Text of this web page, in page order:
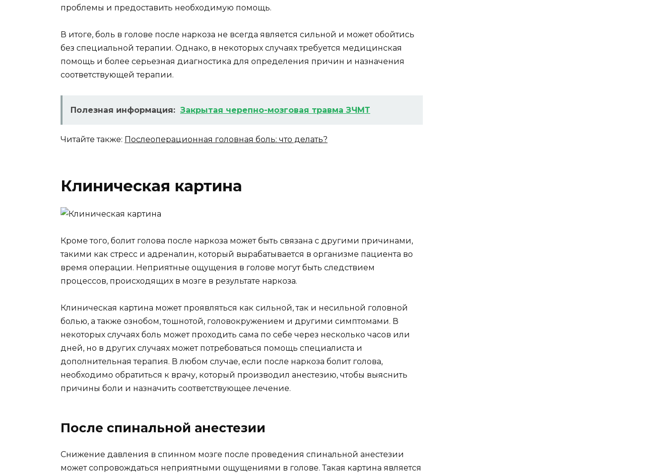
проблемы и предоставить необходимую помощь.
В итоге, боль в голове после наркоза не всегда является сильной и может обойтись
без специальной терапии. Однако, в некоторых случаях требуется медицинская
помощь и более серьезная диагностика для определения причин и назначения
соответствующей терапии.
Полезная информация: Закрытая черепно-мозговая травма ЗЧМТ
Читайте также: Послеоперационная головная боль: что делать?
Клиническая картина
Кроме того, болит голова после наркоза может быть связана с другими причинами,
такими как стресс и адреналин, который вырабатывается в организме пациента во
время операции. Неприятные ощущения в голове могут быть следствием
процессов, происходящих в мозге в результате наркоза.
Клиническая картина может проявляться как сильной, так и несильной головной
болью, а также ознобом, тошнотой, головокружением и другими симптомами. В
некоторых случаях боль может проходить сама по себе через несколько часов или
дней, но в других случаях может потребоваться помощь специалиста и
дополнительная терапия. В любом случае, если после наркоза болит голова,
необходимо обратиться к врачу, который производил анестезию, чтобы выяснить
причины боли и назначить соответствующее лечение.
После спинальной анестезии
Снижение давления в спинном мозге после проведения спинальной анестезии
может сопровождаться неприятными ощущениями в голове. Такая картина является